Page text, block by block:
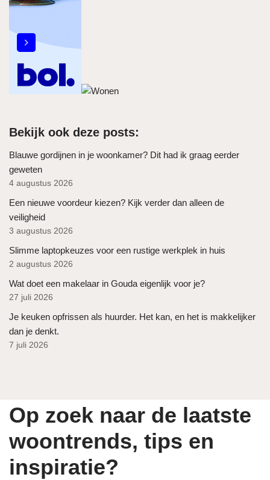
Bekijk ook deze posts:
Blauwe gordijnen in je woonkamer? Dit had ik graag eerder
geweten
4 augustus 2026
Een nieuwe voordeur kiezen? Kijk verder dan alleen de
veiligheid
3 augustus 2026
Slimme laptopkeuzes voor een rustige werkplek in huis
2 augustus 2026
Wat doet een makelaar in Gouda eigenlijk voor je?
27 juli 2026
Je keuken opfrissen als huurder. Het kan, en het is makkelijker
dan je denkt.
7 juli 2026
Op zoek naar de laatste
woontrends, tips en
inspiratie?